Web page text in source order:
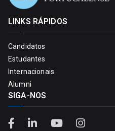
LINKS RÁPIDOS
Candidatos
Estudantes
Internacionais
Alumni
SIGA-NOS